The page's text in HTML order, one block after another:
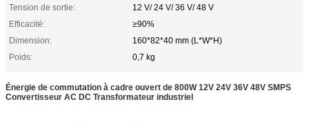
Tension de sortie:
12 V/ 24 V/ 36 V/ 48 V
Efficacité:
≥90%
Dimension:
160*82*40 mm (L*W*H)
Poids:
0,7 kg
Énergie de commutation à cadre ouvert de 800W 12V 24V 36V 48V SMPS
Convertisseur AC DC Transformateur industriel